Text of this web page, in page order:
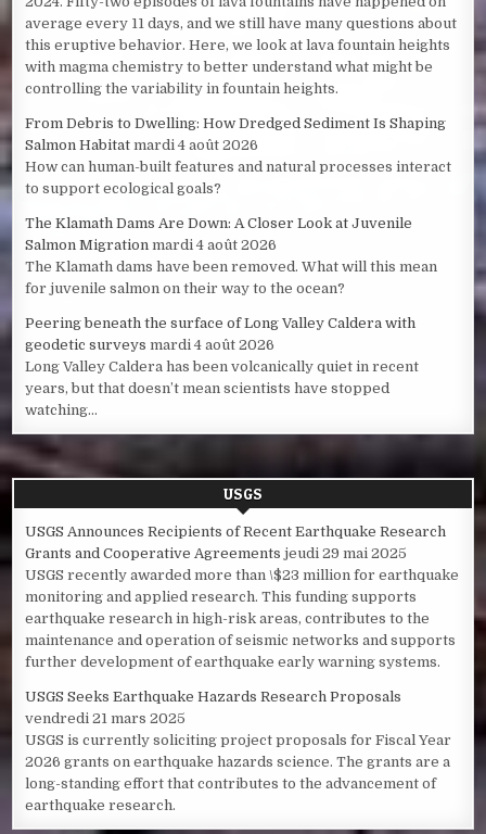
average every 11 days, and we still have many questions about
this eruptive behavior. Here, we look at lava fountain heights
with magma chemistry to better understand what might be
controlling the variability in fountain heights.
From Debris to Dwelling: How Dredged Sediment Is Shaping
Salmon Habitat mardi 4 août 2026
How can human-built features and natural processes interact
to support ecological goals?
The Klamath Dams Are Down: A Closer Look at Juvenile
Salmon Migration mardi 4 août 2026
The Klamath dams have been removed. What will this mean
for juvenile salmon on their way to the ocean?
Peering beneath the surface of Long Valley Caldera with
geodetic surveys mardi 4 août 2026
Long Valley Caldera has been volcanically quiet in recent
years, but that doesn’t mean scientists have stopped
watching...
USGS
USGS Announces Recipients of Recent Earthquake Research
Grants and Cooperative Agreements jeudi 29 mai 2025
USGS recently awarded more than \$23 million for earthquake
monitoring and applied research. This funding supports
earthquake research in high-risk areas, contributes to the
maintenance and operation of seismic networks and supports
further development of earthquake early warning systems.
USGS Seeks Earthquake Hazards Research Proposals
vendredi 21 mars 2025
USGS is currently soliciting project proposals for Fiscal Year
2026 grants on earthquake hazards science. The grants are a
long-standing effort that contributes to the advancement of
earthquake research.